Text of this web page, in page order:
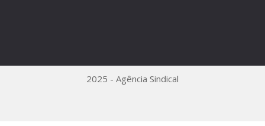
2025 - Agência Sindical